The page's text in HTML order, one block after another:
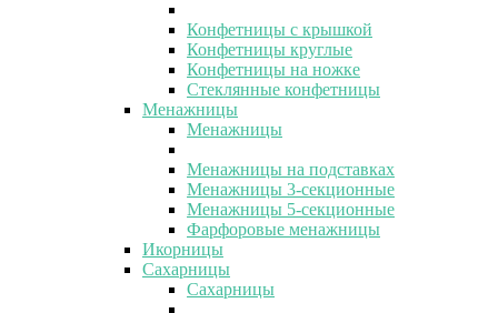
Конфетницы с крышкой
Конфетницы круглые
Конфетницы на ножке
Стеклянные конфетницы
Менажницы
Менажницы
Менажницы на подставках
Менажницы 3-секционные
Менажницы 5-секционные
Фарфоровые менажницы
Икорницы
Сахарницы
Сахарницы